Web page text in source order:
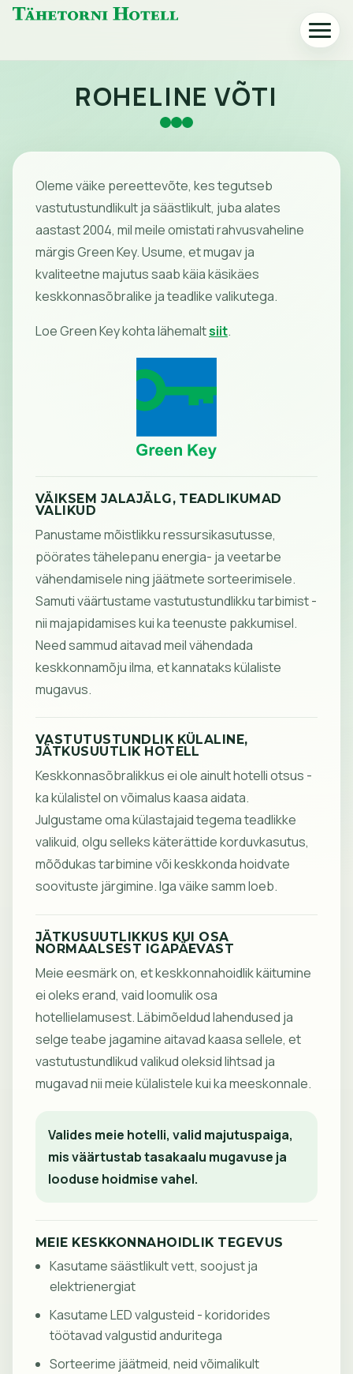
Ava
või
ROHELINE VÕTI
Oleme väike pereettevõte, kes tegutseb
vastutustundlikult ja säästlikult, juba alates
aastast 2004, mil meile omistati rahvusvaheline
märgis Green Key. Usume, et mugav ja
kvaliteetne majutus saab käia käsikäes
keskkonnasõbralike ja teadlike valikutega.
Loe Green Key kohta lähemaltsiit.
VÄIKSEM JALAJÄLG, TEADLIKUMAD
VALIKUD
Panustame mõistlikku ressursikasutusse,
pöörates tähelepanu energia- ja veetarbe
vähendamisele ning jäätmete sorteerimisele.
Samuti väärtustame vastutustundlikku tarbimist -
nii majapidamises kui ka teenuste pakkumisel.
Need sammud aitavad meil vähendada
keskkonnamõju ilma, et kannataks külaliste
mugavus.
VASTUTUSTUNDLIK KÜLALINE,
JÄTKUSUUTLIK HOTELL
Keskkonnasõbralikkus ei ole ainult hotelli otsus -
ka külalistel on võimalus kaasa aidata.
Julgustame oma külastajaid tegema teadlikke
valikuid, olgu selleks käterättide korduvkasutus,
mõõdukas tarbimine või keskkonda hoidvate
soovituste järgimine. Iga väike samm loeb.
JÄTKUSUUTLIKKUS KUI OSA
NORMAALSEST IGAPÄEVAST
Meie eesmärk on, et keskkonnahoidlik käitumine
ei oleks erand, vaid loomulik osa
hotellielamusest. Läbimõeldud lahendused ja
selge teabe jagamine aitavad kaasa sellele, et
vastutustundlikud valikud oleksid lihtsad ja
mugavad nii meie külalistele kui ka meeskonnale.
Valides meie hotelli, valid majutuspaiga,
mis väärtustab tasakaalu mugavuse ja
looduse hoidmise vahel.
MEIE KESKKONNAHOIDLIK TEGEVUS
Kasutame säästlikult vett, soojust ja
elektrienergiat
Kasutame LED valgusteid - koridorides
töötavad valgustid anduritega
Sorteerime jäätmeid, neid võimalikult